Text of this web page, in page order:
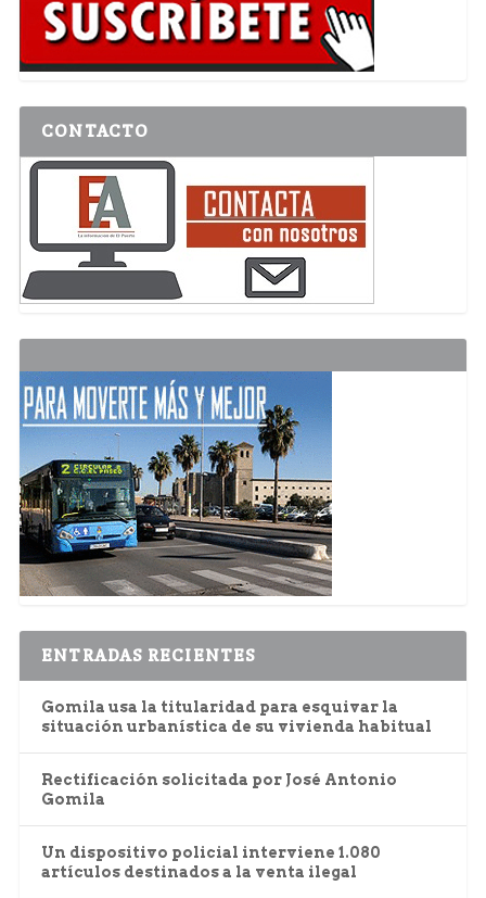
CONTACTO
ENTRADAS RECIENTES
Gomila usa la titularidad para esquivar la
situación urbanística de su vivienda habitual
Rectificación solicitada por José Antonio
Gomila
Un dispositivo policial interviene 1.080
artículos destinados a la venta ilegal